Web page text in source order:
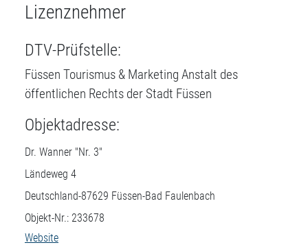
Lizenznehmer
DTV-Prüfstelle:
Füssen Tourismus & Marketing Anstalt des
öffentlichen Rechts der Stadt Füssen
Objektadresse:
Dr. Wanner "Nr. 3"
Ländeweg 4
Deutschland-87629 Füssen-Bad Faulenbach
Objekt-Nr.: 233678
Website